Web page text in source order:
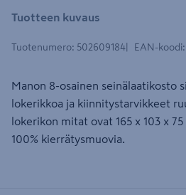
Tuotteen kuvaus
Tuotenumero: 502609184 EAN-koodi:
Manon 8-osainen seinälaatikosto
lokerikkoa ja kiinnitystarvikkeet
lokerikon mitat ovat 165 x 103 x
100% kierrätysmuovia.